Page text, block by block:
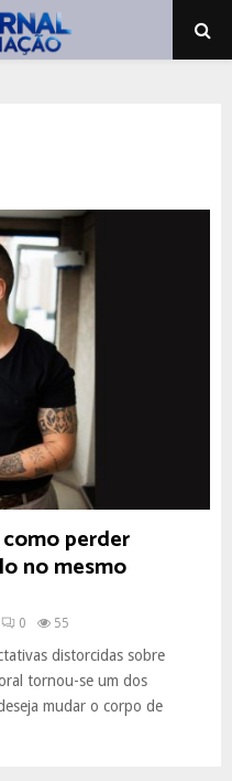
perder
no mesmo
0 55
distorcidas sobre
tornou-se um dos
mudar o corpo de